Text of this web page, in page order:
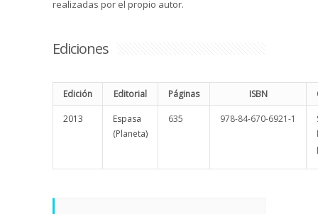
realizadas por el propio autor.
Ediciones
Edición Editorial Páginas ISBN
2013
Espasa
(Planeta)
635 978-84-670-6921-1